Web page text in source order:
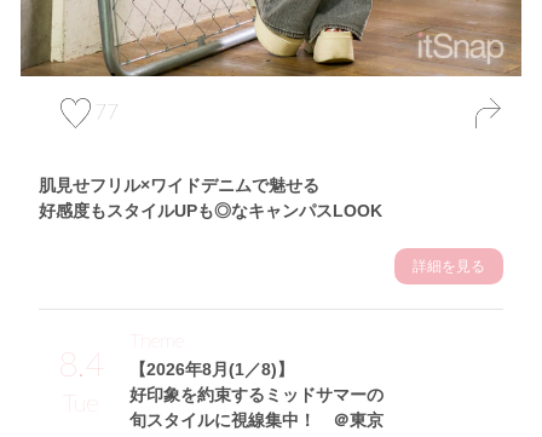
77
肌見せフリル×ワイドデニムで魅せる
好感度もスタイルUPも◎なキャンパスLOOK
詳細を見る
8.4
Tue
【2026年8月(1／8)】
好印象を約束するミッドサマーの
旬スタイルに視線集中！ ＠東京
Theme